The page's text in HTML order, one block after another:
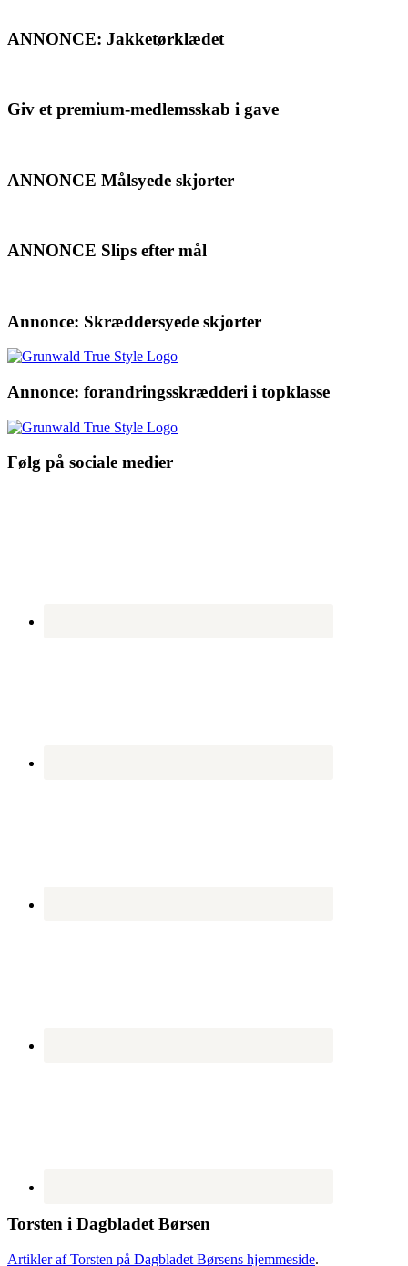
ANNONCE: Jakketørklædet
Giv et premium-medlemsskab i gave
ANNONCE Målsyede skjorter
ANNONCE Slips efter mål
Annonce: Skræddersyede skjorter
Annonce: forandringsskrædderi i topklasse
Følg på sociale medier
Torsten i Dagbladet Børsen
Artikler af Torsten på Dagbladet Børsens hjemmeside.